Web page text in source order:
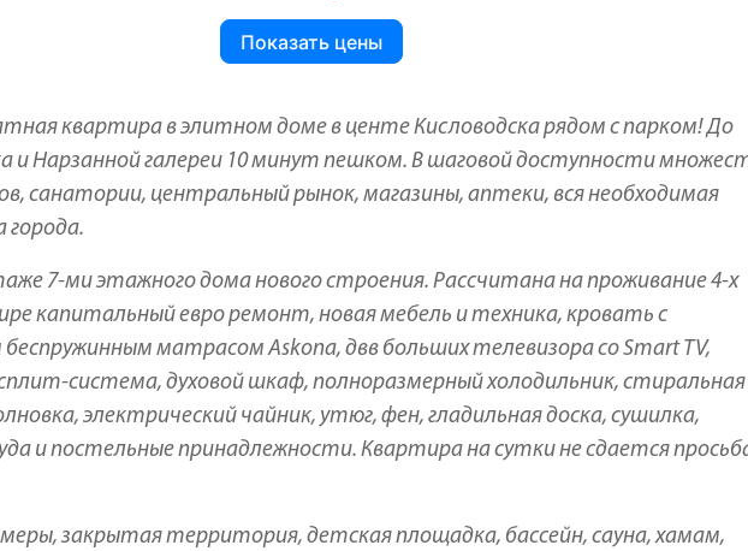
Показать цены
квартира в элитном доме в центе Кисловодска рядом с парком! До
и Нарзанной галереи 10 минут пешком. В шаговой доступности
санатории, центральный рынок, магазины, аптеки, вся необходимая
7-ми этажного дома нового строения. Рассчитана на проживание 4-х
капитальный евро ремонт, новая мебель и техника, кровать с
матрасом Askona, двв больших телевизора со Smart TV,
система, духовой шкаф, полноразмерный холодильник, стиральная
электрический чайник, утюг, фен, гладильная доска, сушилка,
и постельные принадлежности. Квартира на сутки не сдается
закрытая территория, детская площадка, бассейн, сауна, хамам,